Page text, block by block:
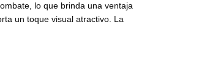
lo que brinda una ventaja
un toque visual atractivo. La